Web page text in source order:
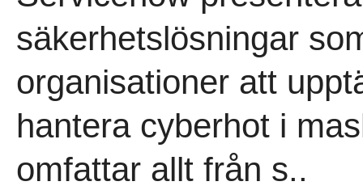
säkerhetslösningar
organisationer att
hantera cyberhot i
omfattar allt från s..